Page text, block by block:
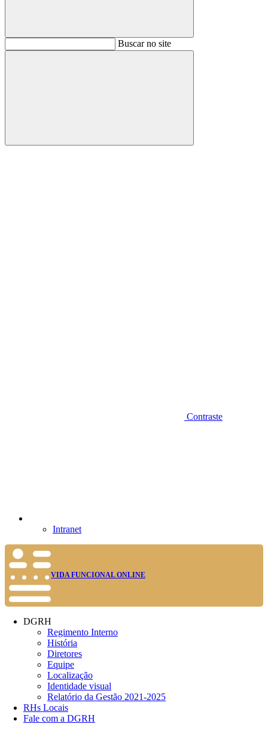
BuscarBuscar no site
Buscar
Contraste
Intranet
VIDA FUNCIONAL ONLINE
DGRH
Regimento Interno
História
Diretores
Equipe
Localização
Identidade visual
Relatório da Gestão 2021-2025
RHs Locais
Fale com a DGRH